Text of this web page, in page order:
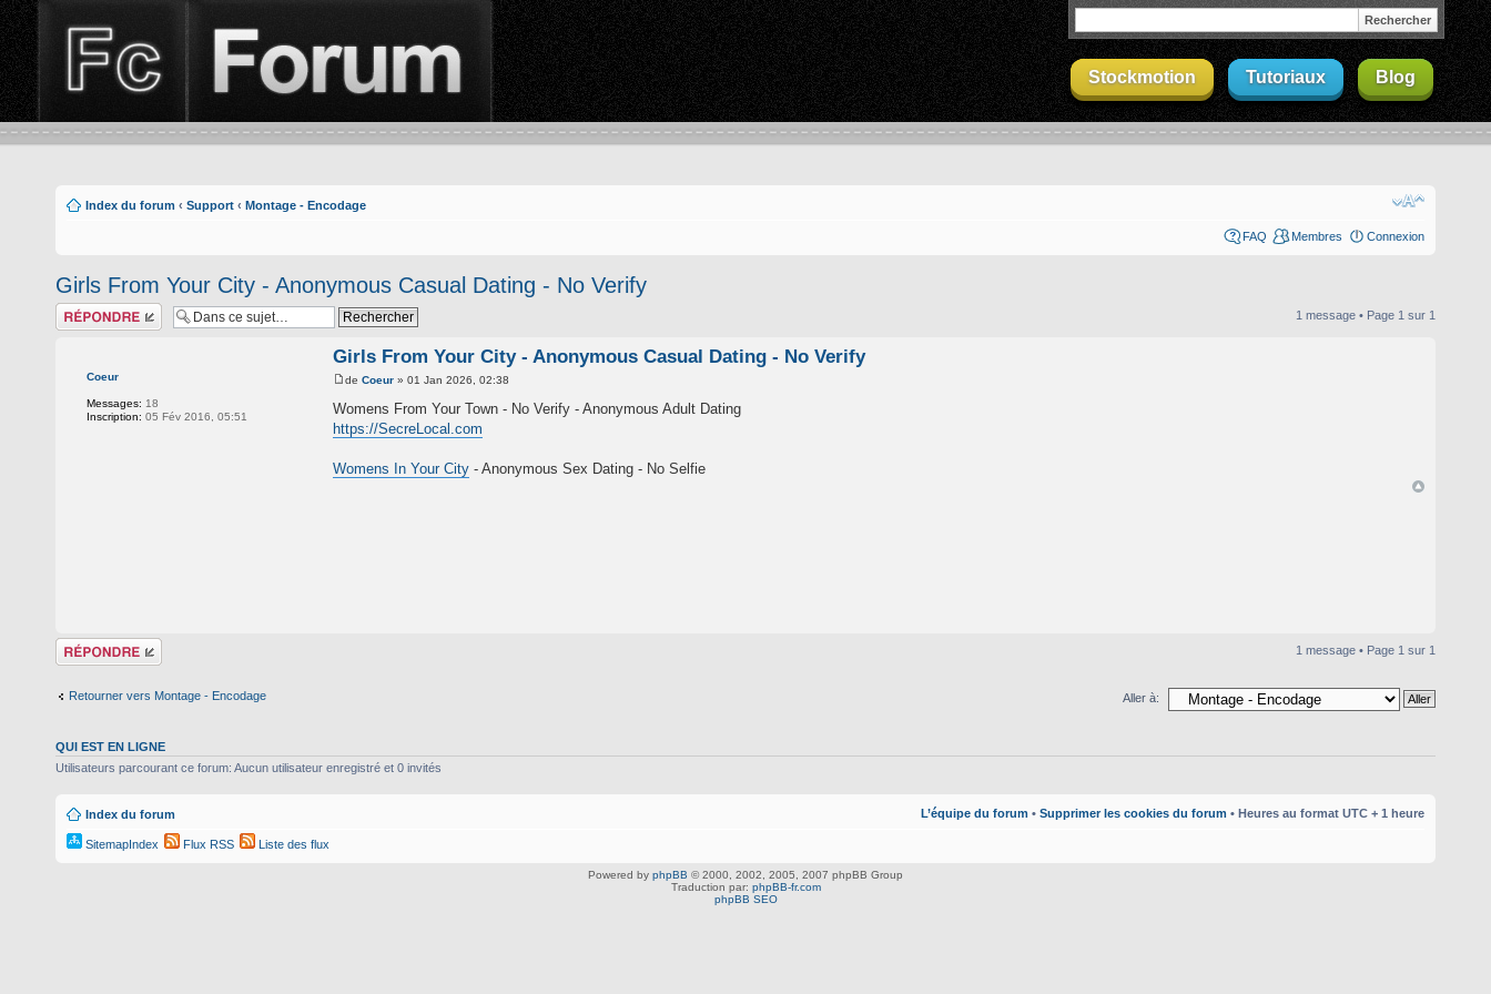
Stockmotion Tutoriaux Blog
Index du forum ‹ Support ‹ Montage - Encodage
FAQ Membres Connexion
Girls From Your City - Anonymous Casual Dating - No Verify
Répondre 1 message • Page 1 sur 1
Coeur
Messages: 18
Inscription: 05 Fév 2016, 05:51
Girls From Your City - Anonymous Casual Dating - No Verify
de Coeur » 01 Jan 2026, 02:38
Womens From Your Town - No Verify - Anonymous Adult Dating
https://SecreLocal.com
Womens In Your City - Anonymous Sex Dating - No Selfie
Répondre 1 message • Page 1 sur 1
Retourner vers Montage - Encodage Aller à:
QUI EST EN LIGNE
Utilisateurs parcourant ce forum: Aucun utilisateur enregistré et 0 invités
Index du forum L’équipe du forum • Supprimer les cookies du forum • Heures au format UTC + 1 heure
SitemapIndex Flux RSS Liste des flux
Powered by phpBB © 2000, 2002, 2005, 2007 phpBB Group
Traduction par: phpBB-fr.com
phpBB SEO